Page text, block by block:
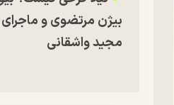
بیژن مرتضوی و
مجید واشقانی